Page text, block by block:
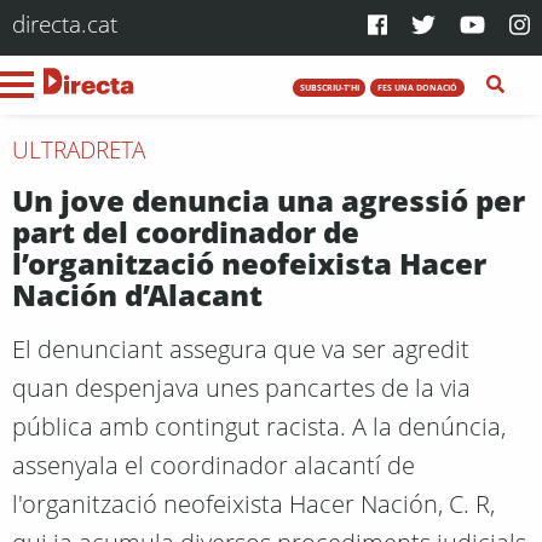
directa.cat
SUBSCRIU-T'HI FES UNA DONACIÓ
ULTRADRETA
Un jove denuncia una agressió per
part del coordinador de
l’organització neofeixista Hacer
Nación d’Alacant
El denunciant assegura que va ser agredit
quan despenjava unes pancartes de la via
pública amb contingut racista. A la denúncia,
assenyala el coordinador alacantí de
l'organització neofeixista Hacer Nación, C. R,